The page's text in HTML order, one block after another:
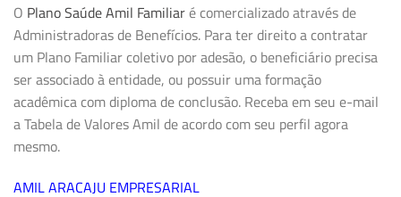
O Plano Saúde Amil Familiaré comercializado através de
Administradoras de Benefícios. Para ter direito a contratar
um Plano Familiar coletivo por adesão, o beneficiário precisa
ser associado à entidade, ou possuir uma formação
acadêmica com diploma de conclusão. Receba em seu e-mail
a Tabela de Valores Amil de acordo com seu perfil agora
mesmo.
AMIL ARACAJU EMPRESARIAL